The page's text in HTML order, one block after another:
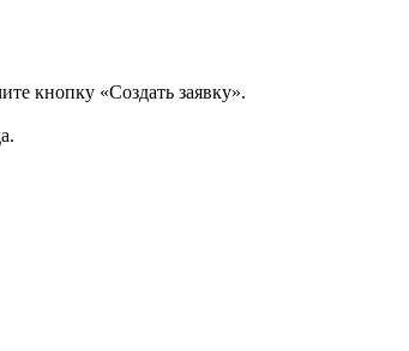
кнопку «Создать заявку».